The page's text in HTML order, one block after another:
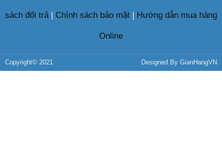
sách đổi trả| Chính sách bảo mật | Hướng dẫn mua hàng
Online
Copyright© 2021 Designed By GianHangVN